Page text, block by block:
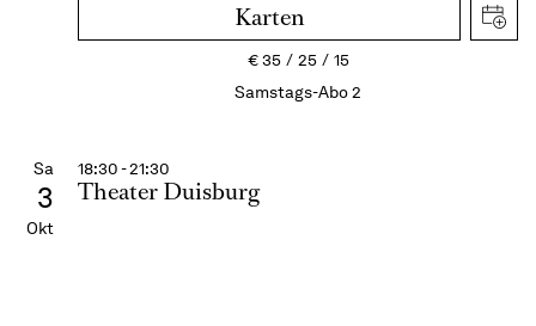
Karten
€35 25
15
Samstags-Abo 2
Sa
3
Okt
18:30 - 21:30
Theater Duisburg